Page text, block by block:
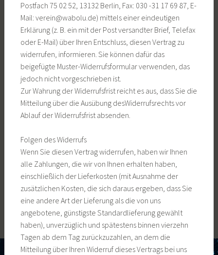
Postfach 75 02 52, 13132 Berlin, Fax: 030 -31 17 69 87, E-
Mail: verein@wabolu.de) mittels einer eindeutigen
Erklärung (z. B. ein mit der Post versandter Brief, Telefax
oder E-Mail) über Ihren Entschluss, diesen Vertrag zu
widerrufen, informieren. Sie können dafür das
beigefügte Muster-Widerrufsformular verwenden, das
jedoch nicht vorgeschrieben ist.
Zur Wahrung der Widerrufsfrist reicht es aus, dass Sie die
Mitteilung über die Ausübung desWiderrufsrechts vor
Ablauf der Widerrufsfrist absenden.
Folgen des Widerrufs
Wenn Sie diesen Vertrag widerrufen, haben wir Ihnen
alle Zahlungen, die wir von Ihnen erhalten haben,
einschließlich der Lieferkosten (mit Ausnahme der
zusätzlichen Kosten, die sich daraus ergeben, dass Sie
eine andere Art der Lieferung als die von uns
angebotene, günstigste Standardlieferung gewählt
haben), unverzüglich und spätestens binnen vierzehn
Tagen ab dem Tag zurückzuzahlen, an dem die
Mitteilung über Ihren Widerruf dieses Vertrags bei uns